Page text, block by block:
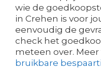
wie de
in Crehen is voor
eenvoudig de
check het
meteen over.
bruikbare